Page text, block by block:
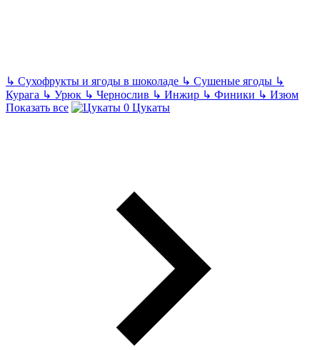
↳ Сухофрукты и ягоды в шоколаде ↳ Сушеные ягоды ↳
Курага ↳ Урюк ↳ Чернослив ↳ Инжир ↳ Финики ↳ Изюм
Показать все
Цукаты